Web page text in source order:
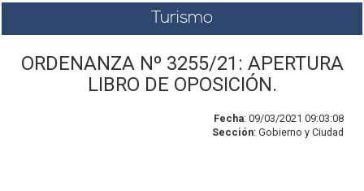
Turismo
ORDENANZA Nº 3255/21: APERTURA
LIBRO DE OPOSICIÓN.
Fecha: 09/03/2021 09:03:08
Sección: Gobierno y Ciudad